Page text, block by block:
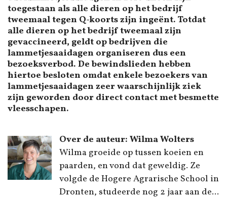
toegestaan als alle dieren op het bedrijf
tweemaal tegen Q-koorts zijn ingeënt. Totdat
alle dieren op het bedrijf tweemaal zijn
gevaccineerd, geldt op bedrijven die
lammetjesaaidagen organiseren dus een
bezoeksverbod. De bewindslieden hebben
hiertoe besloten omdat enkele bezoekers van
lammetjesaaidagen zeer waarschijnlijk ziek
zijn geworden door direct contact met besmette
vleesschapen.
Over de auteur: Wilma Wolters
Wilma groeide op tussen koeien en
paarden, en vond dat geweldig. Ze
volgde de Hogere Agrarische School in
Dronten, studeerde nog 2 jaar aan de...